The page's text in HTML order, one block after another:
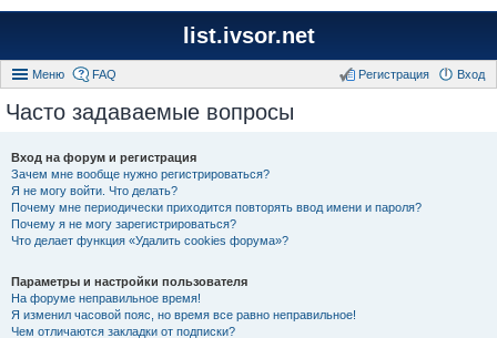
list.ivsor.net
Меню FAQ Вход
Регистрация
Часто задаваемые вопросы
Вход на форум и регистрация
Зачем мне вообще нужно регистрироваться?
Я не могу войти. Что делать?
Почему мне периодически приходится повторять ввод имени и пароля?
Почему я не могу зарегистрироваться?
Что делает функция «Удалить cookies форума»?
Параметры и настройки пользователя
На форуме неправильное время!
Я изменил часовой пояс, но время все равно неправильное!
Чем отличаются закладки от подписки?